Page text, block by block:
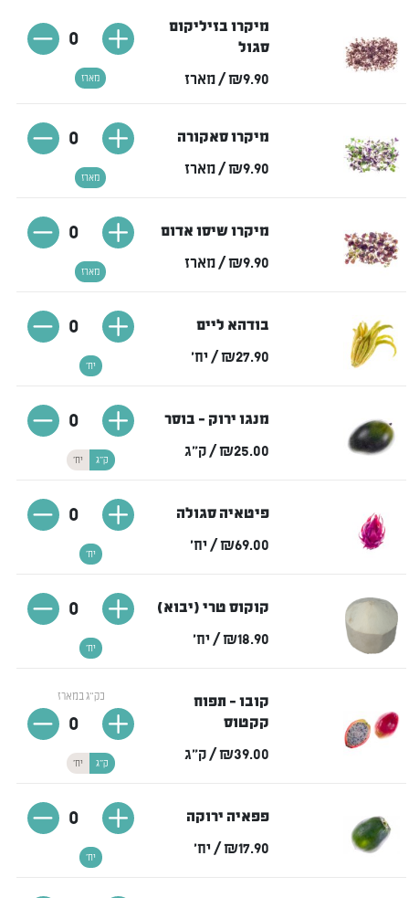
מיקרו בזיליקום
סגול
₪9.90/ מארז מארז
0
מיקרו סאקורה
₪9.90/ מארז מארז
0
מיקרו שיסו אדום
₪9.90/ מארז מארז
0
בודהא ליים
₪27.90/ יח' יח'
0
מנגו ירוק - בוסר
₪25.00/ ק"ג ק"ג יח'
0
פיטאיה סגולה
₪69.00/ יח' יח'
0
קוקוס טרי (יבוא)
₪18.90/ יח' יח'
0
קובו - תפוח
קקטוס
₪39.00/ ק"ג
כק"ג במארז
ק"ג יח'
0
פפאיה ירוקה
₪17.90/ יח' יח'
0